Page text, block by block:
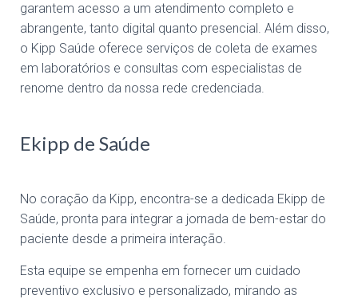
garantem acesso a um atendimento completo e
abrangente, tanto digital quanto presencial. Além disso,
o Kipp Saúde oferece serviços de coleta de exames
em laboratórios e consultas com especialistas de
renome dentro da nossa rede credenciada.
Ekipp de Saúde
No coração da Kipp, encontra-se a dedicada Ekipp de
Saúde, pronta para integrar a jornada de bem-estar do
paciente desde a primeira interação.
Esta equipe se empenha em fornecer um cuidado
preventivo exclusivo e personalizado, mirando as